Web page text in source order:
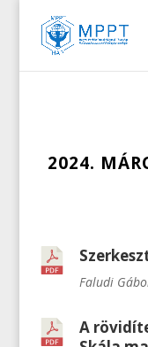
2024.
Faludi
A